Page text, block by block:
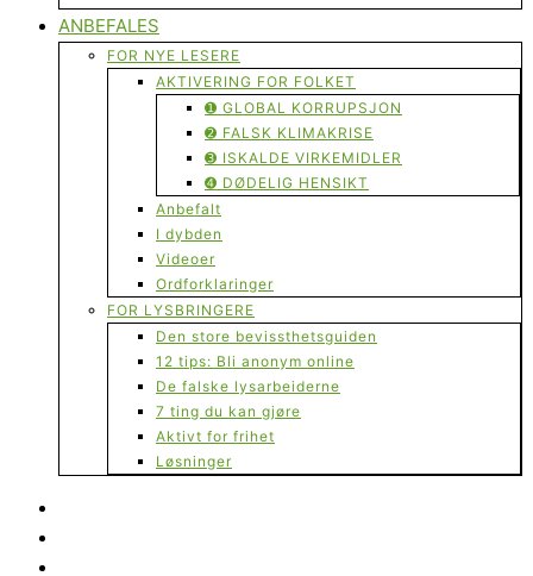
ANBEFALES
FOR NYE LESERE
AKTIVERING FOR FOLKET
➊ GLOBAL KORRUPSJON
➋ FALSK KLIMAKRISE
➌ ISKALDE VIRKEMIDLER
➍ DØDELIG HENSIKT
Anbefalt
I dybden
Videoer
Ordforklaringer
FOR LYSBRINGERE
Den store bevissthetsguiden
12 tips: Bli anonym online
De falske lysarbeiderne
7 ting du kan gjøre
Aktivt for frihet
Løsninger